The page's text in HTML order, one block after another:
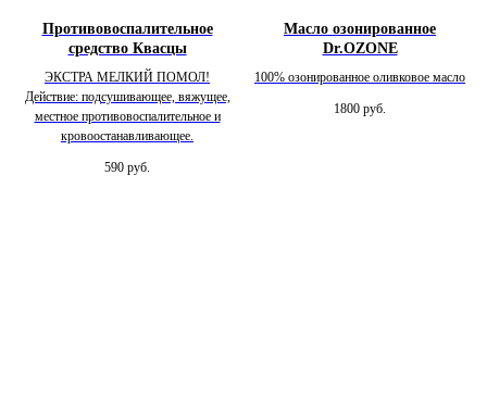
Противовоспалительное
средство Квасцы
ЭКСТРА МЕЛКИЙ ПОМОЛ!
Действие: подсушивающее, вяжущее,
местное противовоспалительное и
кровоостанавливающее.
590 руб.
Масло озонированное
Dr.OZONE
100% озонированное оливковое масло
1800 руб.